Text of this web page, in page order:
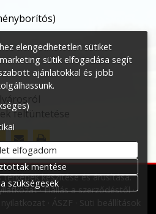
feltüntetése
készítése és árusítása.
Elállás a szerződéstől
ÁSZF
Süti beállítások
elengedhetetlen sütiket
sütik elfogadása segít
ajánlatokkal és jobb
elfogadom
mentése
szükségesek